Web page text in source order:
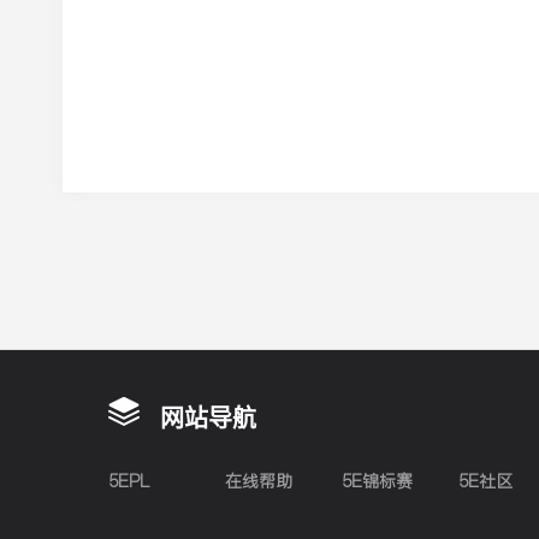
网站导航
5EPL 在线帮助 5E锦标赛 5E社区